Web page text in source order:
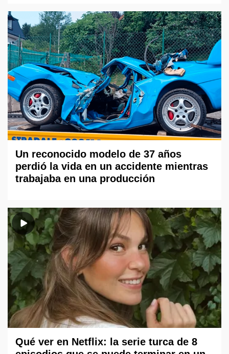
Un reconocido modelo de 37 años
perdió la vida en un accidente mientras
trabajaba en una producción
Qué ver en Netflix: la serie turca de 8